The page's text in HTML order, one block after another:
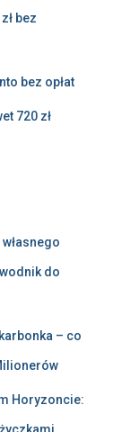
bez
bez opłat
720 zł
do
– co
Horyzoncie: